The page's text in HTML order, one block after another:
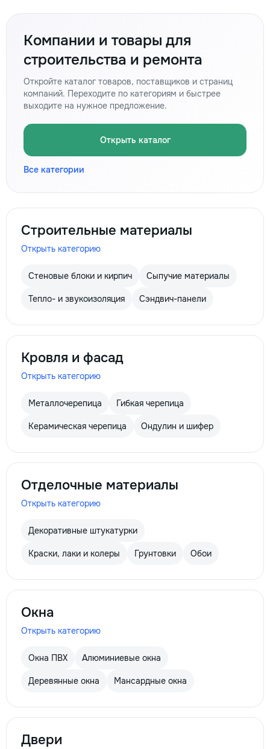
Компании и товары для
строительства и ремонта
Откройте каталог товаров, поставщиков и страниц
компаний. Переходите по категориям и быстрее
выходите на нужное предложение.
Открыть каталог
Все категории
Строительные материалы
Открыть категорию
Стеновые блоки и кирпич Сыпучие материалы
Тепло- и звукоизоляция Сэндвич-панели
Кровля и фасад
Открыть категорию
Металлочерепица Гибкая черепица
Керамическая черепица Ондулин и шифер
Отделочные материалы
Открыть категорию
Декоративные штукатурки
Краски, лаки и колеры Грунтовки Обои
Окна
Открыть категорию
Окна ПВХ Алюминиевые окна
Деревянные окна Мансардные окна
Двери